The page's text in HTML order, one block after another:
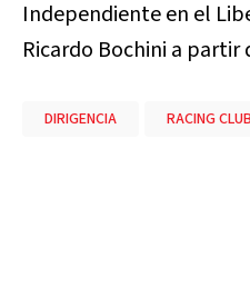
Independiente en el
Ricardo Bochini a partir
DIRIGENCIA RACING CLUB